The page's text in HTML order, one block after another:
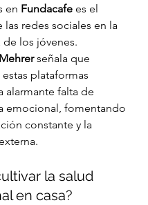
en Fundacafe es el
las redes sociales en la
de los jóvenes.
señala que
plataformas
alarmante falta de
emocional, fomentando
constante y la
la salud
en casa?